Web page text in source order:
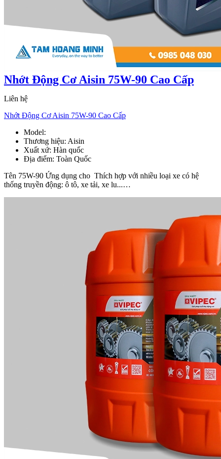
Nhớt Động Cơ Aisin 75W-90 Cao Cấp
Liên hệ
Nhớt Động Cơ Aisin 75W-90 Cao Cấp
Model:
Thương hiệu: Aisin
Xuất xứ: Hàn quốc
Địa điểm: Toàn Quốc
Tên 75W-90 Ứng dụng cho Thích hợp với nhiều loại xe có hệ
thống truyền động: ô tô, xe tải, xe lu...…